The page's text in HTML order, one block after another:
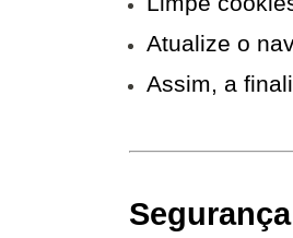
Atualize o
Assim, a